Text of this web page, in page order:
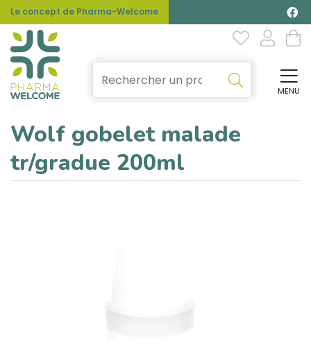
Le concept de Pharma-Welcome
MENU
Wolf gobelet malade
tr/gradue 200ml